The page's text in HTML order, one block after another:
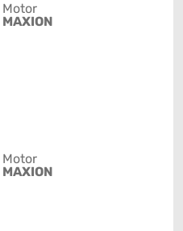
Motor
MAXION
Motor
MAXION